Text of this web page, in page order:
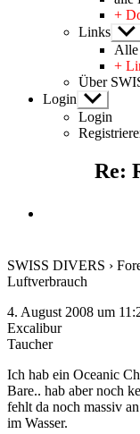
+
Links
+
Über
Login Untermenü
anzeigen
Login
Re:
SWISS DIVERS ›
Luftverbrauch
4. August 2008 um
Excalibur
Taucher
Ich hab ein Oceanic
Bare.. hab aber noch
fehlt da noch massiv
im Wasser.